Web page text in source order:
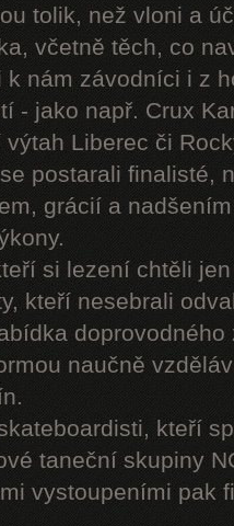
tolik, než vloni a
včetně těch, co
nám závodníci i z
- jako např. Crux
Liberec či
postarali finalisté,
grácií a
si lezení chtěli
kteří nesebrali
naučně
kteří
taneční skupiny
vystoupeními pak